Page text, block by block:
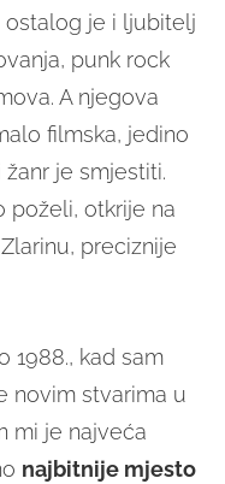
ostalog je i ljubitelj
punk rock
A njegova
filmska, jedino
je smjestiti.
poželi, otkrije na
preciznije
1988., kad sam
novim stvarima u
mi je najveća
najbitnije mjesto